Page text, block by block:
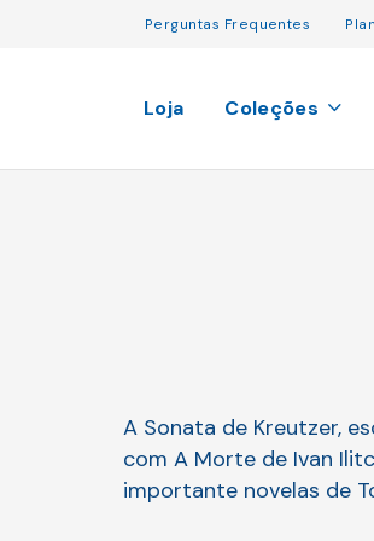
Perguntas Frequentes
Loja Coleções
A Sonata de Kreutzer,
com A Morte de Ivan
importante novelas de